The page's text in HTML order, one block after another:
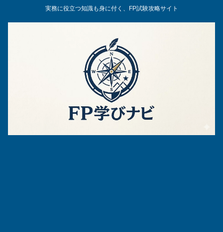
実務に役立つ知識も身に付く、FP試験攻略サイト